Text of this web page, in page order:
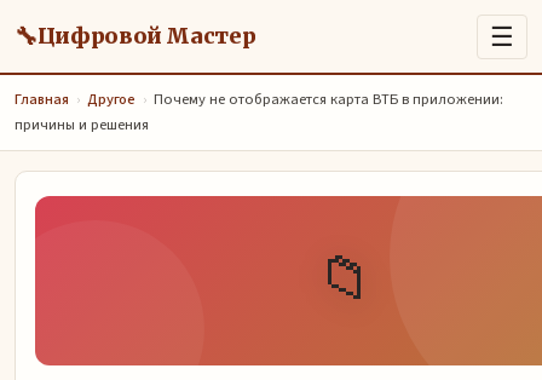
🔧Цифровой Мастер ☰
Главная › Другое › Почему не отображается карта ВТБ в приложении:
причины и решения
📁